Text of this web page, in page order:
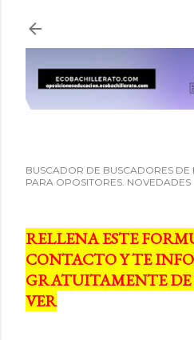
BUSCADOR DE BUSCADORES DE
PARA OPOSITORES.
RELLENA ESTE
CONTACTO Y TE
GRATUITAMENTE
VER